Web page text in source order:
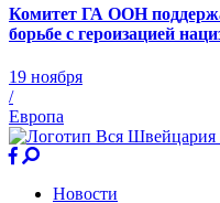
Комитет ГА ООН
борьбе с героизацией
19 ноября
/
Европа
Новости